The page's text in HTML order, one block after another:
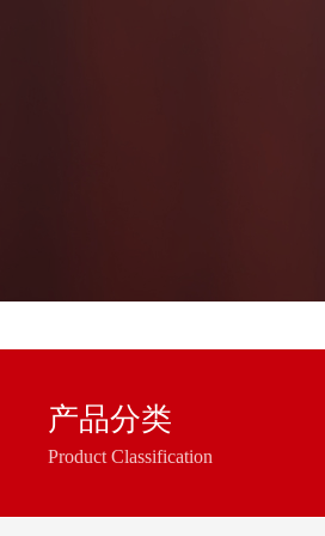
产品分类
Product Classification